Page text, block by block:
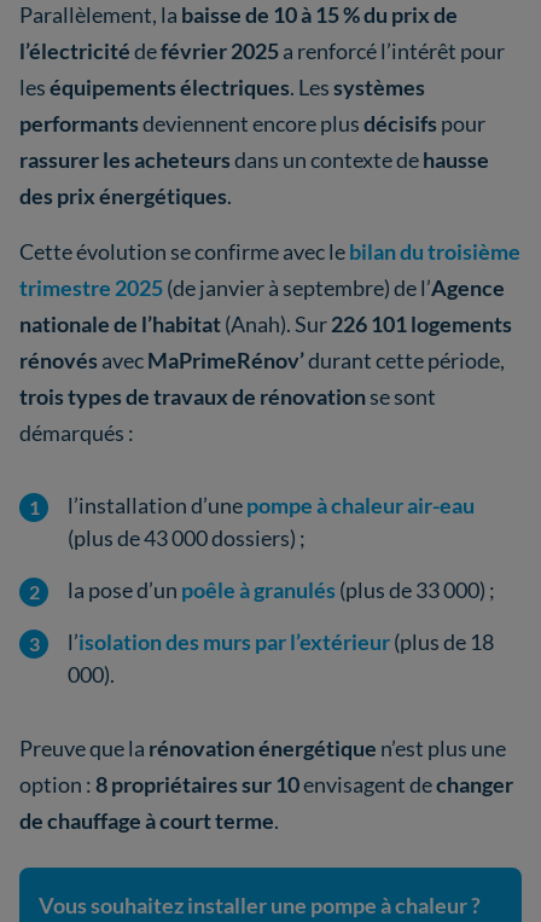
Parallèlement, la baisse de 10 à 15 % du prix de
l’électricitédefévrier 2025a renforcé l’intérêt pour
leséquipements électriques. Lessystèmes
performantsdeviennent encore plusdécisifs pour
rassurer les acheteursdans un contexte dehausse
des prix énergétiques.
Cette évolution se confirme avec lebilan du troisième
trimestre 2025(de janvier à septembre) de l’Agence
nationale de l’habitat(Anah). Sur226 101 logements
rénovés avecMaPrimeRénov’durant cette période,
trois types de travaux de rénovationse sont
démarqués :
l’installation d’unepompe à chaleur air-eau
(plus de 43 000 dossiers) ;
la pose d’un poêle à granulés (plus de 33 000) ;
l’isolation des murs par l’extérieur(plus de 18
000).
Preuve que la rénovation énergétique n’est plus une
option :8 propriétaires sur 10envisagent dechanger
de chauffage à court terme.
Vous souhaitez installer une pompe à chaleur ?